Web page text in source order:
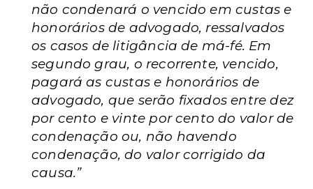
não condenará o vencido em custas e
honorários de advogado, ressalvados
os casos de litigância de má-fé. Em
segundo grau, o recorrente, vencido,
pagará as custas e honorários de
advogado, que serão fixados entre dez
por cento e vinte por cento do valor de
condenação ou, não havendo
condenação, do valor corrigido da
causa.”